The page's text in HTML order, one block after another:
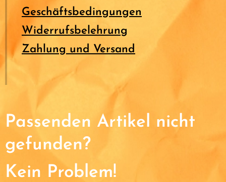
Geschäftsbedingungen
Widerrufsbelehrung
Zahlung und Versand
Passenden Artikel nicht
gefunden?
Kein Problem!